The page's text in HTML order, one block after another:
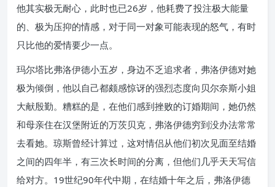
他其实极无耐心，此时也已26岁，他耗费了投注极大能量
的、极为压抑的情感，对于同一对象可能表现的怒气，有时
只比他的爱情要少一点。
玛尔塔比弗洛伊德小五岁，身边不乏追求者，弗洛伊德对她
极为倾倒，他以自己都颇感惊讶的强烈态度向贝尔奈斯小姐
大献殷勤。糟糕的是，在他们感到挫败的订婚期间，她仍然
和母亲住在汉堡附近的万茨贝克，弗洛伊德穷到没办法常常
去看她。琼斯曾经计算过，这对情侣从他们初次见面至结婚
之间的四年半，有三次长时间的分离，但他们几乎天天写信
给对方。19世纪90年代中期，在结婚十年之后，弗洛伊德